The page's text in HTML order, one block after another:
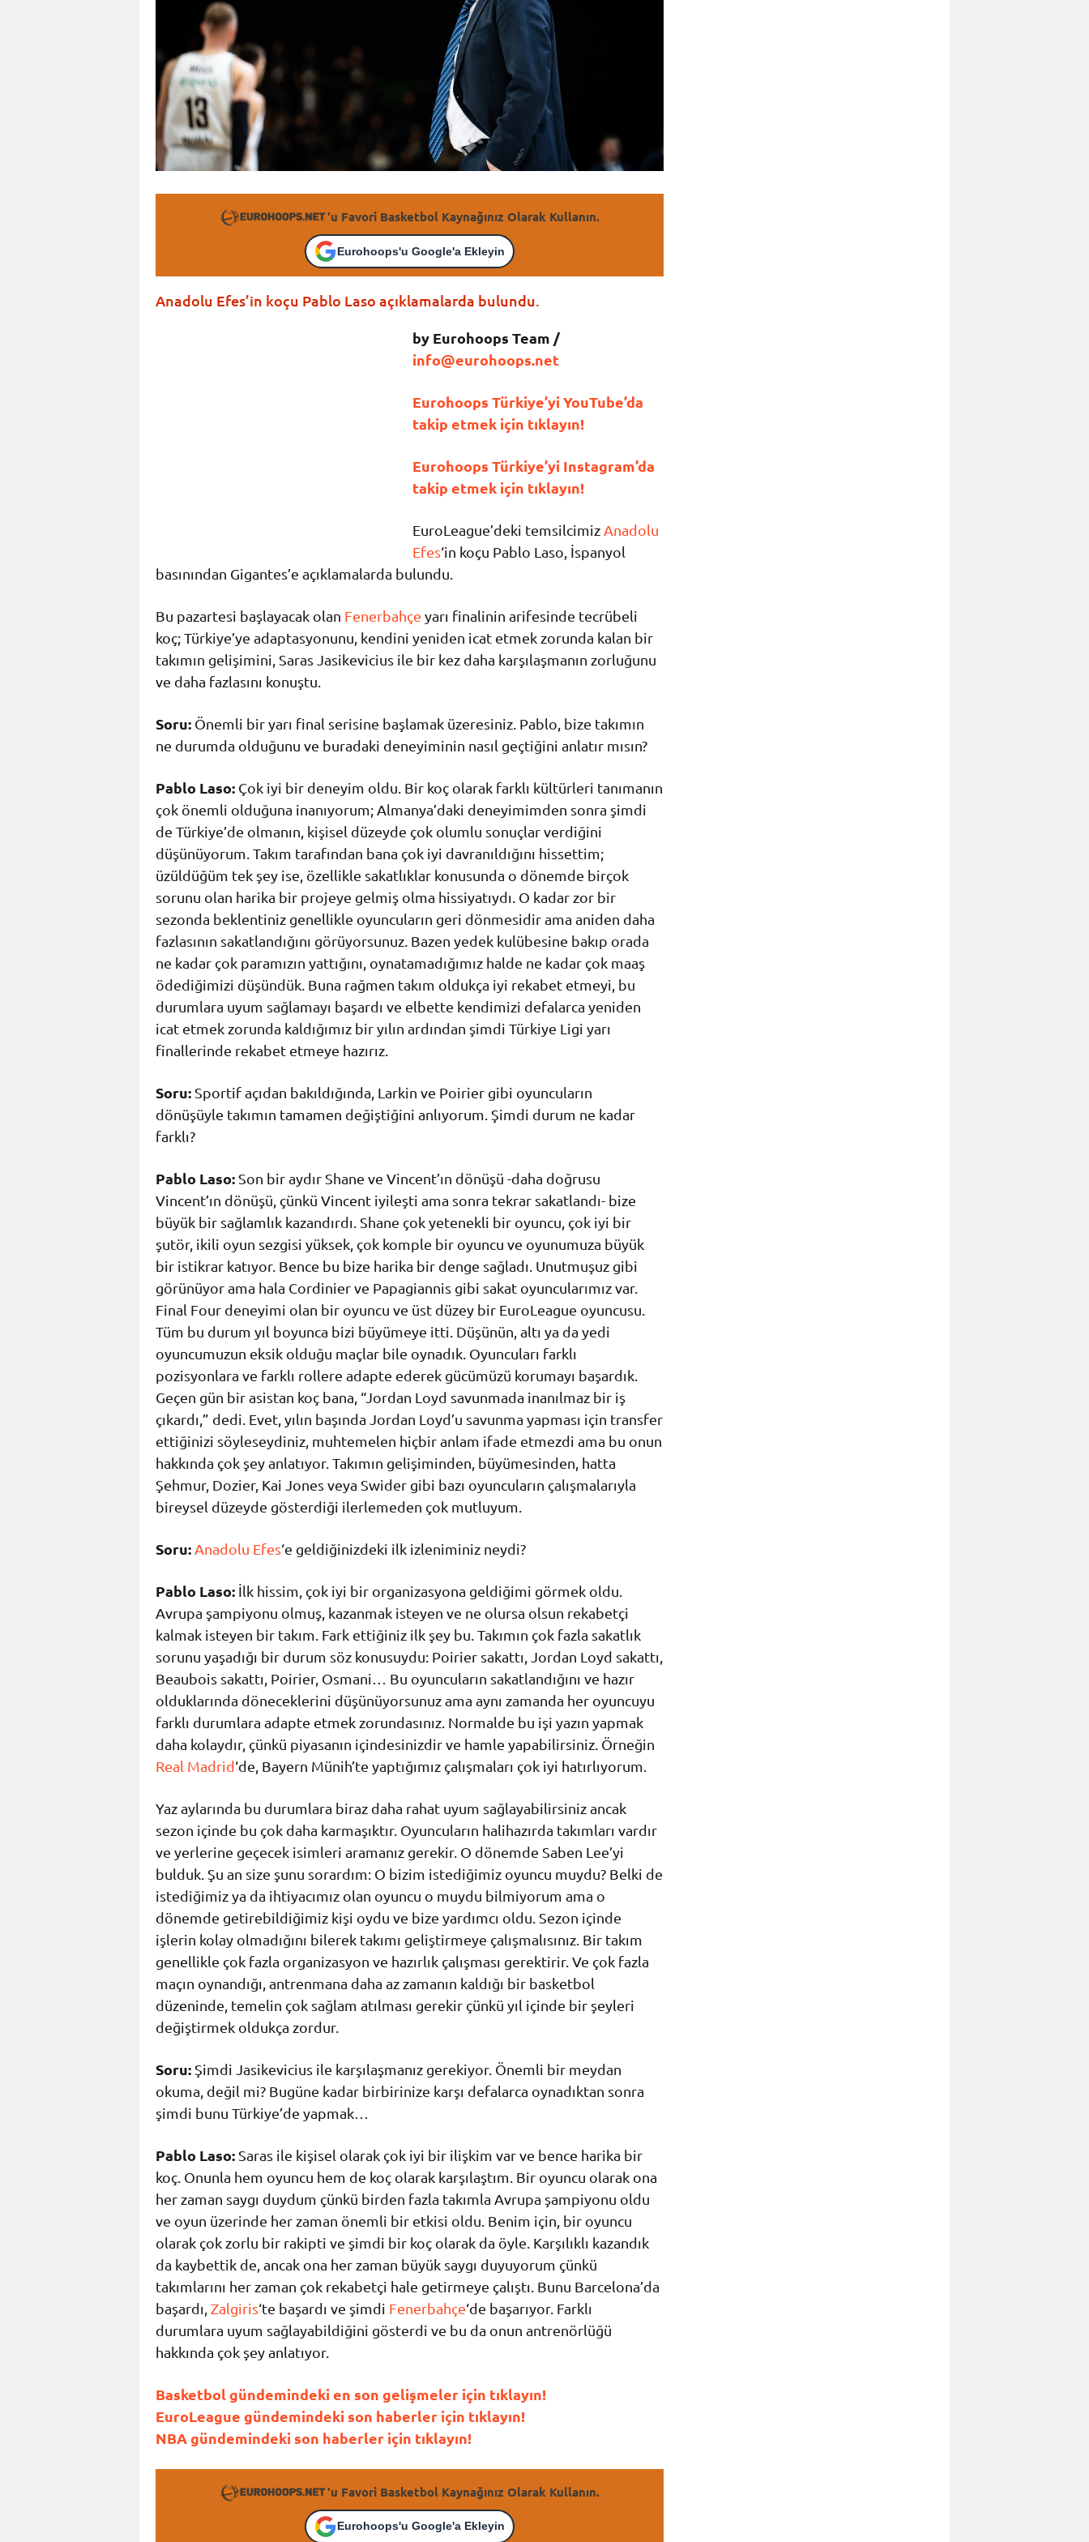
'u Favori Basketbol Kaynağınız Olarak Kullanın.
Eurohoops'u Google'a Ekleyin
Anadolu Efes’in koçu Pablo Laso açıklamalarda bulundu.
by Eurohoops Team /
info@eurohoops.net
Eurohoops Türkiye’yi YouTube’da
takip etmek için tıklayın!
Eurohoops Türkiye’yi Instagram’da
takip etmek için tıklayın!
EuroLeague’deki temsilcimiz Anadolu
Efes‘in koçu Pablo Laso, İspanyol
basınından Gigantes’e açıklamalarda bulundu.
Bu pazartesi başlayacak olan Fenerbahçe yarı finalinin arifesinde tecrübeli
koç; Türkiye’ye adaptasyonunu, kendini yeniden icat etmek zorunda kalan bir
takımın gelişimini, Saras Jasikevicius ile bir kez daha karşılaşmanın zorluğunu
ve daha fazlasını konuştu.
Soru: Önemli bir yarı final serisine başlamak üzeresiniz. Pablo, bize takımın
ne durumda olduğunu ve buradaki deneyiminin nasıl geçtiğini anlatır mısın?
Pablo Laso: Çok iyi bir deneyim oldu. Bir koç olarak farklı kültürleri tanımanın
çok önemli olduğuna inanıyorum; Almanya’daki deneyimimden sonra şimdi
de Türkiye’de olmanın, kişisel düzeyde çok olumlu sonuçlar verdiğini
düşünüyorum. Takım tarafından bana çok iyi davranıldığını hissettim;
üzüldüğüm tek şey ise, özellikle sakatlıklar konusunda o dönemde birçok
sorunu olan harika bir projeye gelmiş olma hissiyatıydı. O kadar zor bir
sezonda beklentiniz genellikle oyuncuların geri dönmesidir ama aniden daha
fazlasının sakatlandığını görüyorsunuz. Bazen yedek kulübesine bakıp orada
ne kadar çok paramızın yattığını, oynatamadığımız halde ne kadar çok maaş
ödediğimizi düşündük. Buna rağmen takım oldukça iyi rekabet etmeyi, bu
durumlara uyum sağlamayı başardı ve elbette kendimizi defalarca yeniden
icat etmek zorunda kaldığımız bir yılın ardından şimdi Türkiye Ligi yarı
finallerinde rekabet etmeye hazırız.
Soru: Sportif açıdan bakıldığında, Larkin ve Poirier gibi oyuncuların
dönüşüyle takımın tamamen değiştiğini anlıyorum. Şimdi durum ne kadar
farklı?
Pablo Laso: Son bir aydır Shane ve Vincent’ın dönüşü -daha doğrusu
Vincent’ın dönüşü, çünkü Vincent iyileşti ama sonra tekrar sakatlandı- bize
büyük bir sağlamlık kazandırdı. Shane çok yetenekli bir oyuncu, çok iyi bir
şutör, ikili oyun sezgisi yüksek, çok komple bir oyuncu ve oyunumuza büyük
bir istikrar katıyor. Bence bu bize harika bir denge sağladı. Unutmuşuz gibi
görünüyor ama hala Cordinier ve Papagiannis gibi sakat oyuncularımız var.
Final Four deneyimi olan bir oyuncu ve üst düzey bir EuroLeague oyuncusu.
Tüm bu durum yıl boyunca bizi büyümeye itti. Düşünün, altı ya da yedi
oyuncumuzun eksik olduğu maçlar bile oynadık. Oyuncuları farklı
pozisyonlara ve farklı rollere adapte ederek gücümüzü korumayı başardık.
Geçen gün bir asistan koç bana, “Jordan Loyd savunmada inanılmaz bir iş
çıkardı,” dedi. Evet, yılın başında Jordan Loyd’u savunma yapması için transfer
ettiğinizi söyleseydiniz, muhtemelen hiçbir anlam ifade etmezdi ama bu onun
hakkında çok şey anlatıyor. Takımın gelişiminden, büyümesinden, hatta
Şehmur, Dozier, Kai Jones veya Swider gibi bazı oyuncuların çalışmalarıyla
bireysel düzeyde gösterdiği ilerlemeden çok mutluyum.
Soru: Anadolu Efes‘e geldiğinizdeki ilk izleniminiz neydi?
Pablo Laso: İlk hissim, çok iyi bir organizasyona geldiğimi görmek oldu.
Avrupa şampiyonu olmuş, kazanmak isteyen ve ne olursa olsun rekabetçi
kalmak isteyen bir takım. Fark ettiğiniz ilk şey bu. Takımın çok fazla sakatlık
sorunu yaşadığı bir durum söz konusuydu: Poirier sakattı, Jordan Loyd sakattı,
Beaubois sakattı, Poirier, Osmani… Bu oyuncuların sakatlandığını ve hazır
olduklarında döneceklerini düşünüyorsunuz ama aynı zamanda her oyuncuyu
farklı durumlara adapte etmek zorundasınız. Normalde bu işi yazın yapmak
daha kolaydır, çünkü piyasanın içindesinizdir ve hamle yapabilirsiniz. Örneğin
Real Madrid‘de, Bayern Münih’te yaptığımız çalışmaları çok iyi hatırlıyorum.
Yaz aylarında bu durumlara biraz daha rahat uyum sağlayabilirsiniz ancak
sezon içinde bu çok daha karmaşıktır. Oyuncuların halihazırda takımları vardır
ve yerlerine geçecek isimleri aramanız gerekir. O dönemde Saben Lee’yi
bulduk. Şu an size şunu sorardım: O bizim istediğimiz oyuncu muydu? Belki de
istediğimiz ya da ihtiyacımız olan oyuncu o muydu bilmiyorum ama o
dönemde getirebildiğimiz kişi oydu ve bize yardımcı oldu. Sezon içinde
işlerin kolay olmadığını bilerek takımı geliştirmeye çalışmalısınız. Bir takım
genellikle çok fazla organizasyon ve hazırlık çalışması gerektirir. Ve çok fazla
maçın oynandığı, antrenmana daha az zamanın kaldığı bir basketbol
düzeninde, temelin çok sağlam atılması gerekir çünkü yıl içinde bir şeyleri
değiştirmek oldukça zordur.
Soru: Şimdi Jasikevicius ile karşılaşmanız gerekiyor. Önemli bir meydan
okuma, değil mi? Bugüne kadar birbirinize karşı defalarca oynadıktan sonra
şimdi bunu Türkiye’de yapmak…
Pablo Laso: Saras ile kişisel olarak çok iyi bir ilişkim var ve bence harika bir
koç. Onunla hem oyuncu hem de koç olarak karşılaştım. Bir oyuncu olarak ona
her zaman saygı duydum çünkü birden fazla takımla Avrupa şampiyonu oldu
ve oyun üzerinde her zaman önemli bir etkisi oldu. Benim için, bir oyuncu
olarak çok zorlu bir rakipti ve şimdi bir koç olarak da öyle. Karşılıklı kazandık
da kaybettik de, ancak ona her zaman büyük saygı duyuyorum çünkü
takımlarını her zaman çok rekabetçi hale getirmeye çalıştı. Bunu Barcelona’da
başardı, Zalgiris‘te başardı ve şimdi Fenerbahçe‘de başarıyor. Farklı
durumlara uyum sağlayabildiğini gösterdi ve bu da onun antrenörlüğü
hakkında çok şey anlatıyor.
Basketbol gündemindeki en son gelişmeler için tıklayın!
EuroLeague gündemindeki son haberler için tıklayın!
NBA gündemindeki son haberler için tıklayın!
'u Favori Basketbol Kaynağınız Olarak Kullanın.
Eurohoops'u Google'a Ekleyin